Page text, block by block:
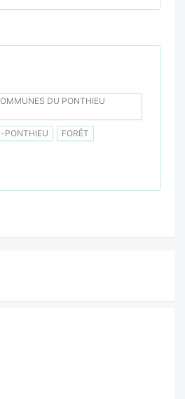
DU PONTHIEU
PONTHIEU
FORÊT